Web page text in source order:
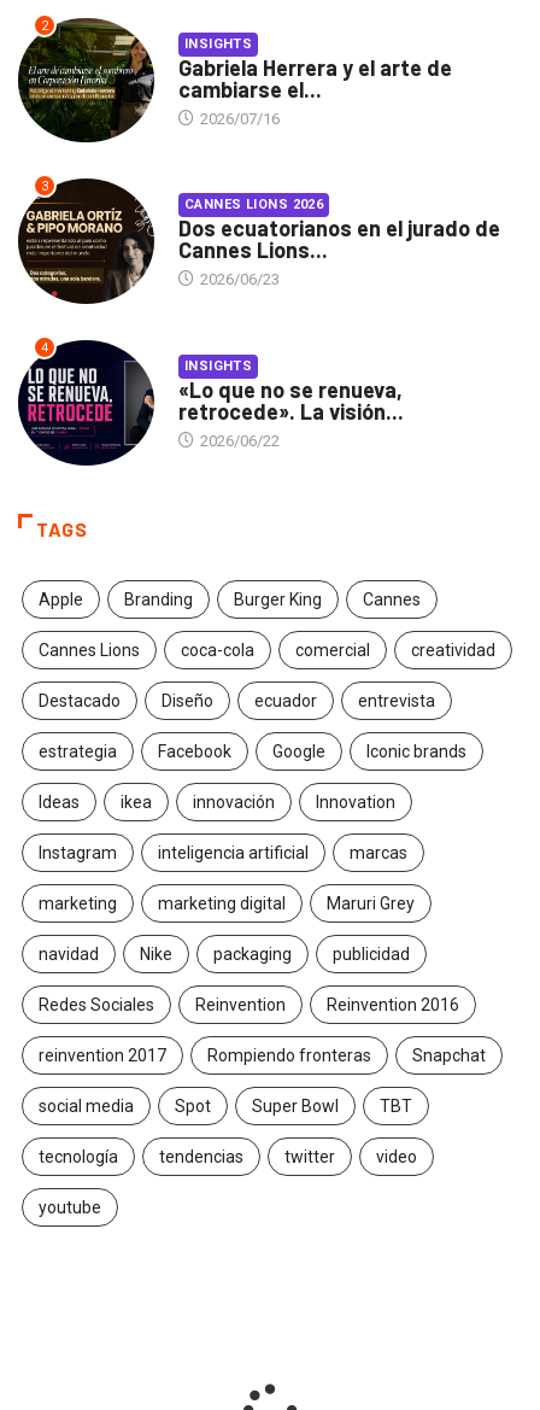
2
INSIGHTS
Gabriela Herrera y el arte de
cambiarse el...
2026/07/16
3
CANNES LIONS 2026
Dos ecuatorianos en el jurado de
Cannes Lions...
2026/06/23
4
INSIGHTS
«Lo que no se renueva,
retrocede». La visión...
2026/06/22
TAGS
Apple Branding Burger King Cannes
Cannes Lions coca-cola comercial creatividad
Destacado Diseño ecuador entrevista
estrategia Facebook Google Iconic brands
Ideas ikea innovación Innovation
Instagram inteligencia artificial marcas
marketing marketing digital Maruri Grey
navidad Nike packaging publicidad
Redes Sociales Reinvention Reinvention 2016
reinvention 2017 Rompiendo fronteras Snapchat
social media Spot Super Bowl TBT
tecnología tendencias twitter video
youtube